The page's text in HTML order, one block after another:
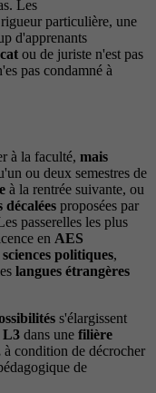
Les
particulière, une
d'apprenants
ou de juriste n'est pas
pas condamné à
à la faculté, mais
ou deux semestres de
à la rentrée suivante, ou
décalées proposées par
passerelles les plus
en AES
sciences politiques,
langues étrangères
s'élargissent
L3 dans une filière
à condition de décrocher
de